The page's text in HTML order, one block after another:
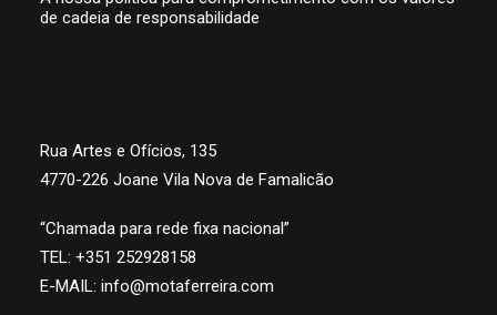
de cadeia de responsabilidade
Rua Artes e Ofícios, 135
4770-226 Joane Vila Nova de Famalicão
“Chamada para rede fixa nacional”
TEL: +351 252928158
E-MAIL: info@motaferreira.com